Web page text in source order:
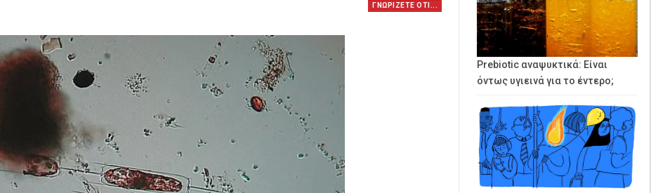
ΓΝΩΡΙΖΕΤΕ ΟΤΙ...
Prebiotic αναψυκτικά: Είναι
όντως υγιεινά για το έντερο;